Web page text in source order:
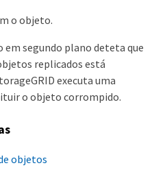
o objeto.
em segundo plano deteta que
replicados está
executa uma
o objeto corrompido.
objetos